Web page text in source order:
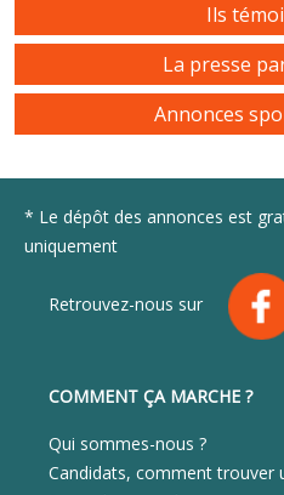
Ils
La presse
Annonces
* Le dépôt des annonces est
uniquement
Retrouvez-nous sur
COMMENT ÇA MARCHE ?
Qui sommes-nous ?
Candidats, comment trouver